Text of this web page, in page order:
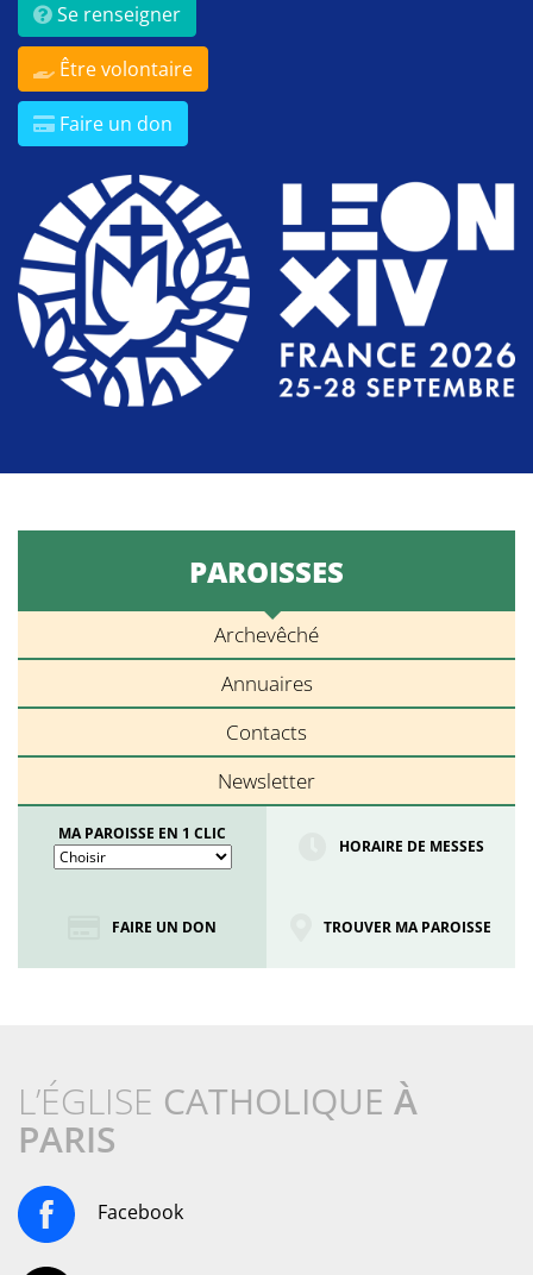
Se renseigner
Être volontaire
Faire un don
PAROISSES
Archevêché
Annuaires
Contacts
Newsletter
MA PAROISSE EN 1 CLIC
HORAIRE DE MESSES
FAIRE UN DON TROUVER MA PAROISSE
L’ÉGLISE CATHOLIQUE À
PARIS
Facebook